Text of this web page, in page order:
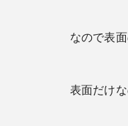
なので表
表面だけ